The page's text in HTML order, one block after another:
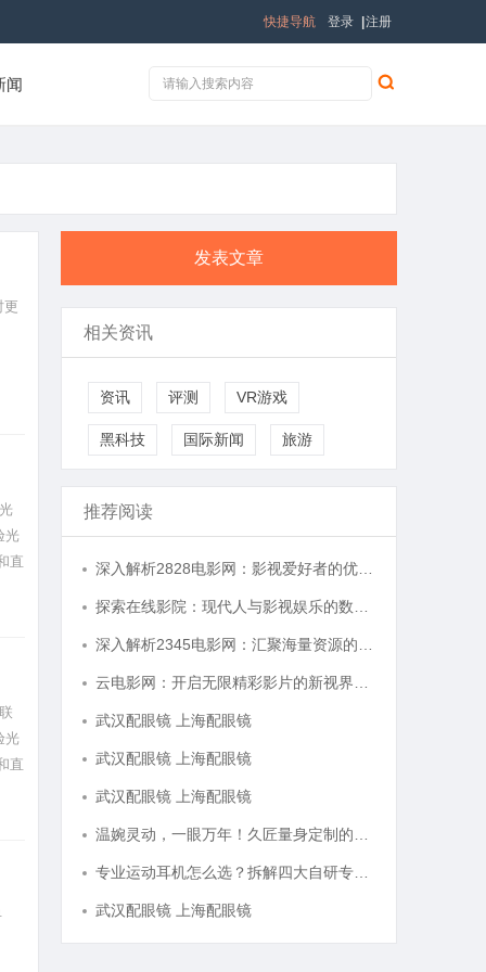
登录 注册
快捷导航
闻
更
光
直
光
直
发表文章
相关资讯
资讯 评测 VR游戏
黑科技 国际新闻 旅游
推荐阅读
武汉配眼镜 上海配眼镜
武汉配眼镜 上海配眼镜
武汉配眼镜 上海配眼镜
武汉配眼镜 上海配眼镜